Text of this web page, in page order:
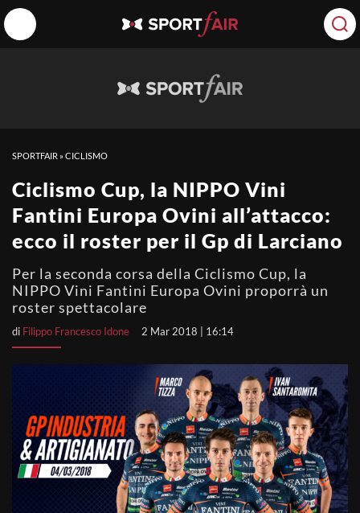
SPORTFAIR »CICLISMO
Ciclismo Cup, la NIPPO Vini
Fantini Europa Ovini all’attacco:
ecco il roster per il Gp di Larciano
Per la seconda corsa della Ciclismo Cup, la
NIPPO Vini Fantini Europa Ovini proporrà un
roster spettacolare
di Filippo Francesco Idone 2 Mar 2018 | 16:14